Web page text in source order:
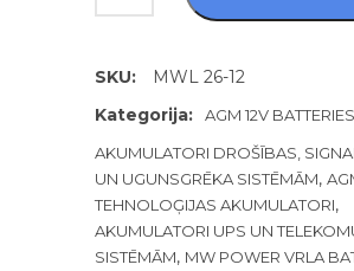
SKU:
MWL 26-12
Kategorija:
AGM 12V BATTERIES
AKUMULATORI DROŠĪBAS,
UN UGUNSGRĒKA SISTĒMĀM,
TEHNOLOĢIJAS AKUMULATORI,
AKUMULATORI UPS UN
SISTĒMĀM, MW POWER VRLA